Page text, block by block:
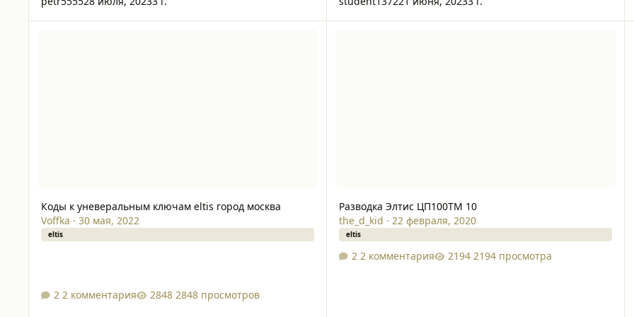
Коды к уневеральным ключам eltis город москва
Voffka · 30 мая, 2022
eltis
2 комментария 2848 просмотров
Разводка Элтис ЦП100ТМ 10
the_d_kid · 22 февраля, 2020
eltis
2 комментария 2194 просмотра